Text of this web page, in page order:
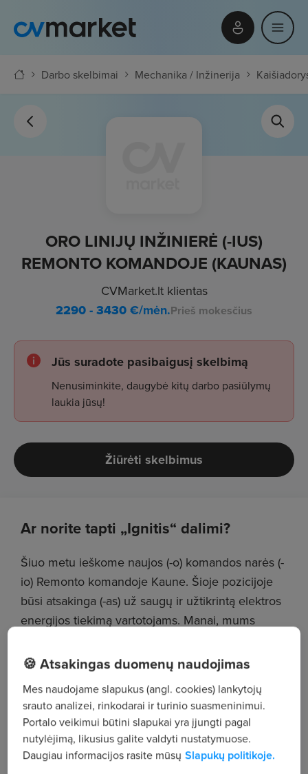
Darbo skelbimai Mechanika / Inžinerija
ORO LINIJŲ INŽINIERĖ (-IUS)
REMONTO KOMANDOJE (KAUNAS)
CVMarket.lt klientas
2290 - 3430€/mėn.Prieš mokesčius
Jūs suradote pasibaigusį skelbimą
Nenusiminkite, daugybė kitų darbo pasiūlymų
laukia jūsų!
Žiūrėti skelbimus
Ar norite tapti „Ignitis“ dalimi?
Šiuo metu ieškome naujos (-o) komandos narės (-
io) Remonto komandoje Kaune. Šioje pozicijoje
būsi atsakinga (-as) už saugų ir užtikrintą elektros
energijos tiekimą vartotojams. Manai, mums
komandoje!
Take YOUR part in #EnergySmart! #inžinierė
#inžinierius
Prisidėsi prie žalios ir saugios energetikos
ekosistemos kūrimo:
🍪 Atsakingas duomenų naudojimas
Mes naudojame slapukus (angl. cookies) lankytojų
srauto analizei, rinkodarai ir turinio suasmeninimui.
Portalo veikimui būtini slapukai yra įjungti pagal
nutylėjimą, likusius galite valdyti nustatymuose.
Daugiau informacijos rasite mūsų Slapukų politikoje.